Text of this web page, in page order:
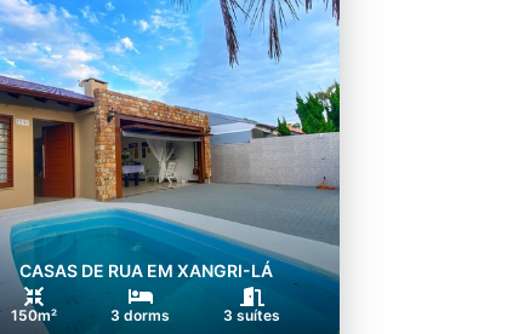
CASAS DE RUA EM XANGRI-LÁ
150m² 3 dorms 3 suítes